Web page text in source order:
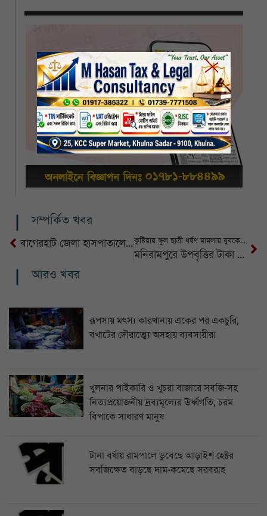
সম্পর্কিত খবর
বাগেরহাট জেলা হাসপাতালে আউটসোর্সিং নিয়োগ ঘিরে উত্তেজনা কুষ্টিয়ায় স্কুল ছাত্রী ধর্ষণ মামলায় যুবকের যাবজ্জীবন
মনিরামপুরে উপবৃত্তির টাকা হাতিয়ে নিতে সক্রিয় প্রতারক চক্র
আরও খবর
রূপসায় মৎস্য কারখানায় একের পর একচুরি,
বখাটের দৌরাত্ম্যে অসহায় ব্যবসায়ীরা
খুলনার পাইকারি ও খুচরা বাজারে সবজি-সহ
নিত্যপ্রয়োজনীয় দ্রব্যমূল্যের ঊর্ধ্বগতি, চরম
বিপাকে সাধারণ মানুষ
টানা বর্ষায় রামপালে ডুবেছে আড়াইশ হেক্টর
সবজিক্ষেত বাড়ছে দাম-কমেছে সরবরাহ